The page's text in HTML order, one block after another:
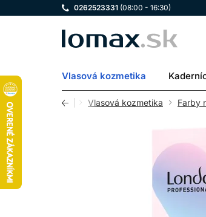
0262523331 (08:00 - 16:30)
LOMAX
Vlasová kozmetika
Úvod Vlasová kozmetika Farby